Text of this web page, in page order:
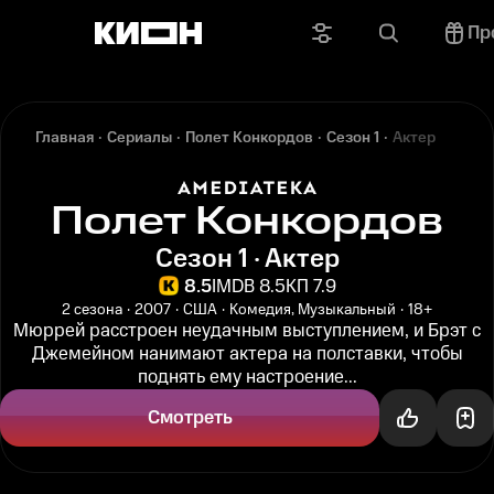
Главная Сериалы Полет Конкордов Сезон 1 Актер
Полет Конкордов
Сезон 1 · Актер
8.5IMDB 8.5КП 7.9
2 сезона 2007 США Комедия, Музыкальный 18+
Мюррей расстроен неудачным выступлением, и Брэт с
Джемейном нанимают актера на полставки, чтобы
поднять ему настроение...
Смотреть